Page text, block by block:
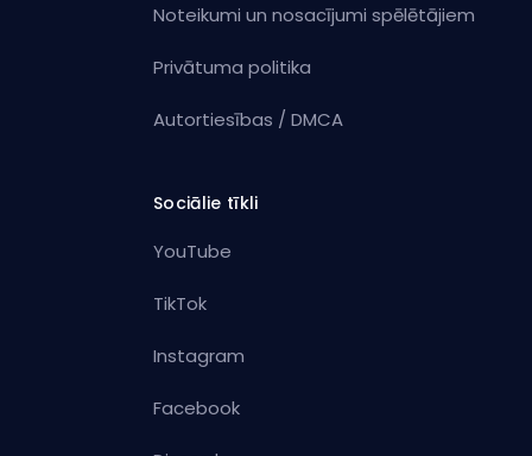
Noteikumi un nosacījumi spēlētājiem
Privātuma politika
Autortiesības / DMCA
Sociālie tīkli
YouTube
TikTok
Instagram
Facebook